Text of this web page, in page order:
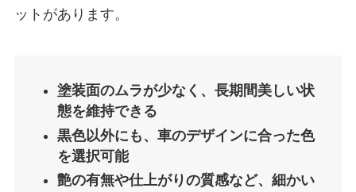
ットがあります。
塗装面のムラが少なく、長期間美しい状
態を維持できる
黒色以外にも、車のデザインに合った色
を選択可能
艶の有無や仕上がりの質感など、細かい